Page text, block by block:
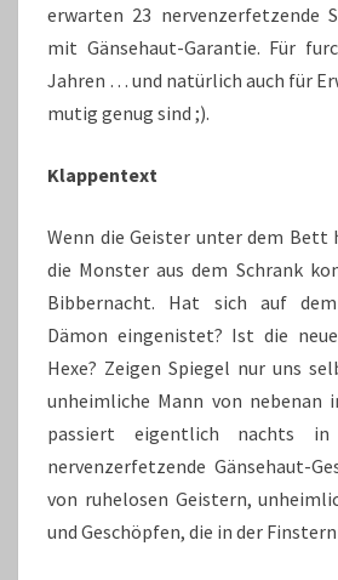
erwarten 23 nervenzerfetzende
mit Gänsehaut-Garantie. Für
Jahren … und natürlich auch für
mutig genug sind ;).
Klappentext
Wenn die Geister unter dem Bett
die Monster aus dem Schrank
Bibbernacht. Hat sich auf
Dämon eingenistet? Ist die
Hexe? Zeigen Spiegel nur uns
unheimliche Mann von nebenan
passiert eigentlich nachts
nervenzerfetzende Gänsehaut-
von ruhelosen Geistern,
und Geschöpfen, die in der